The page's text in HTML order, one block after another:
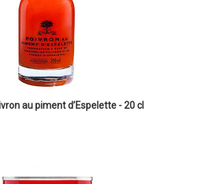
au piment d’Espelette - 20 cl